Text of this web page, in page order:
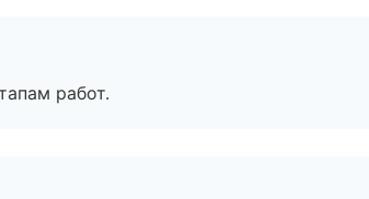
работ.